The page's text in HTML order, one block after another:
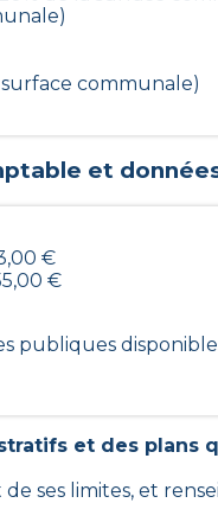
surface communale)
et
€
€
publiques
et des plans
ses limites, et